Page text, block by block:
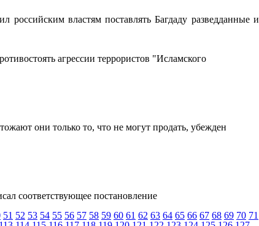
властям поставлять Багдаду разведданные и
агрессии террористов "Исламского
они только то, что не могут продать, убежден
соответствующее постановление
51 52 53 54 55 56 57 58 59 60 61 62 63 64 65 66 67 68 69 70 71